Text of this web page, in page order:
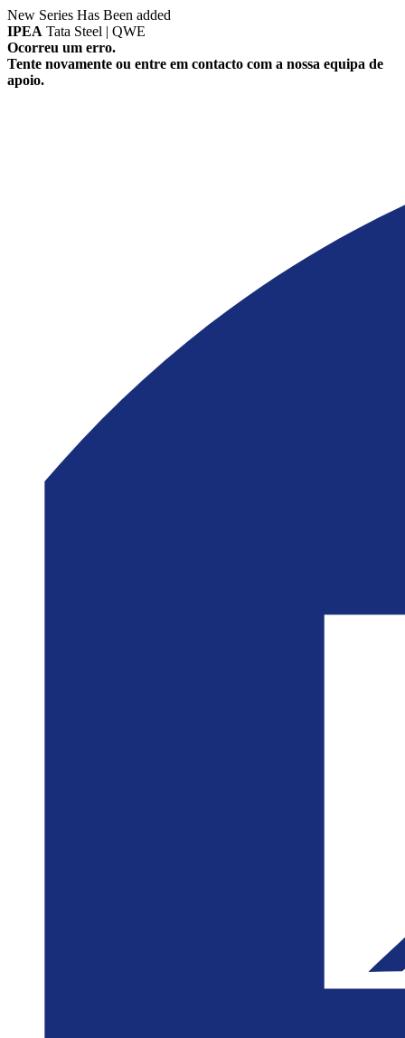
New Series Has Been added
IPEA Tata Steel | QWE
Ocorreu um erro.
Tente novamente ou entre em contacto com a nossa equipa de
apoio.